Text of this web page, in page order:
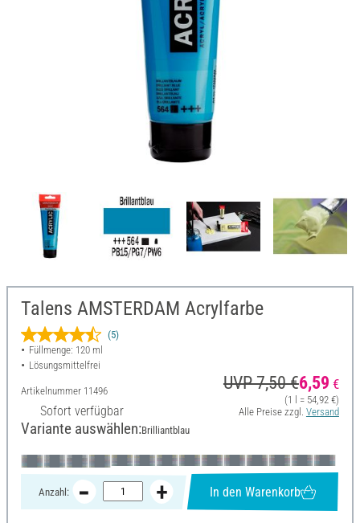
Talens AMSTERDAM Acrylfarbe
(5)
Füllmenge: 120 ml
Lösungsmittelfrei
Artikelnummer 11496
Sofort verfügbar
UVP 7,50 €6,59 €
(1 l = 54,92 €)
Alle Preise zzgl. Versand
Variante auswählen:Brilliantblau
Anzahl: In den Warenkorb